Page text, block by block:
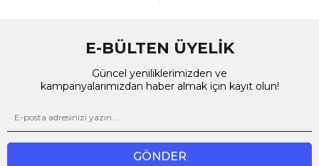
E-BÜLTEN ÜYELİK
Güncel yeniliklerimizden ve
kampanyalarımızdan haber almak için kayıt olun!
GÖNDER